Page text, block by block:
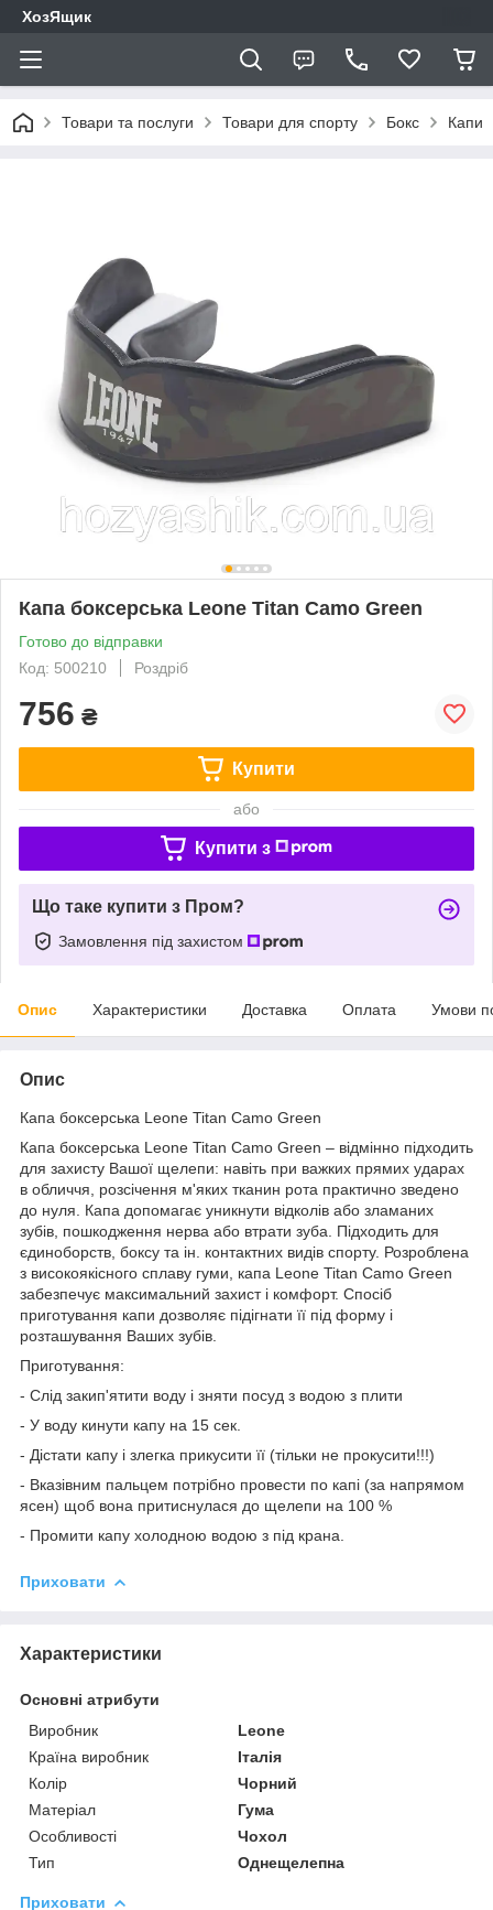
ХозЯщик
Товари та послуги Товари для спорту Бокс Капи
Капа боксерська Leone Titan Camo Green
Готово до відправки
Код: 500210
Роздріб
756 ₴
Купити
або
Купити з
Що таке купити з Пром?
Замовлення під захистом
Опис Характеристики Доставка Оплата Умови
Опис
Капа боксерська Leone Titan Camo Green
Капа боксерська Leone Titan Camo Green – відмінно підходить
для захисту Вашої щелепи: навіть при важких прямих ударах
в обличчя, розсічення м'яких тканин рота практично зведено
до нуля. Капа допомагає уникнути відколів або зламаних
зубів, пошкодження нерва або втрати зуба. Підходить для
єдиноборств, боксу та ін. контактних видів спорту. Розроблена
з високоякісного сплаву гуми, капа Leone Titan Camo Green
забезпечує максимальний захист і комфорт. Спосіб
приготування капи дозволяє підігнати її під форму і
розташування Ваших зубів.
Приготування:
- Слід закип'ятити воду і зняти посуд з водою з плити
- У воду кинути капу на 15 сек.
- Дістати капу і злегка прикусити її (тільки не прокусити!!!)
- Вказівним пальцем потрібно провести по капі (за напрямом
ясен) щоб вона притиснулася до щелепи на 100 %
- Промити капу холодною водою з під крана.
Приховати
Характеристики
Основні атрибути
Виробник
Leone
Країна виробник
Італія
Колір
Чорний
Матеріал
Гума
Особливості
Чохол
Тип
Однещелепна
Приховати